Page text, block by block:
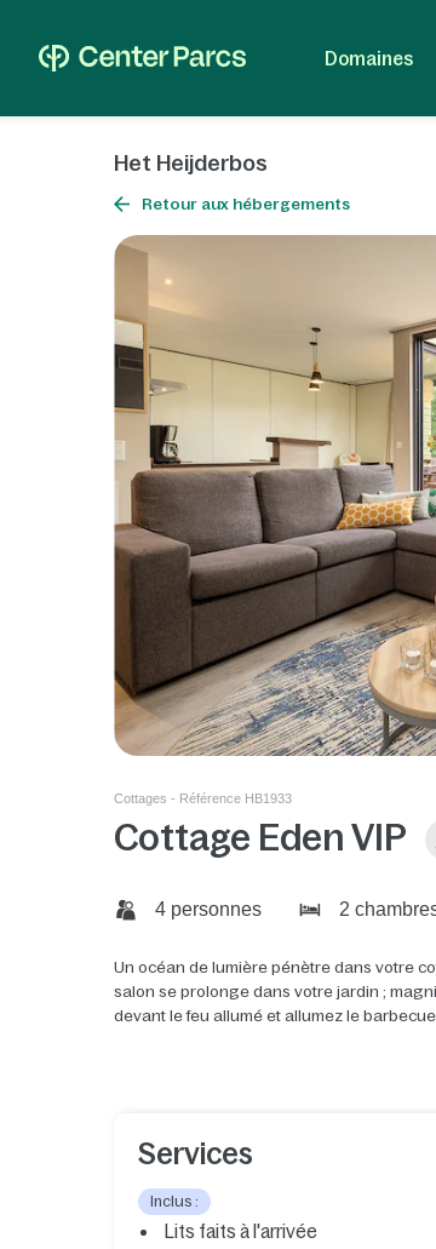
Domaines
Het Heijderbos
Retour aux hébergements
Cottages - Référence HB1933
Cottage Eden VIP
4 personnes 2
Un océan de lumière pénètre dans votre
salon se prolonge dans votre jardin ;
devant le feu allumé et allumez le
Services
Inclus :
Lits faits à l'arrivée